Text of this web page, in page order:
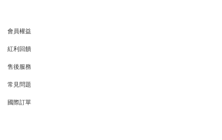
會員權益
紅利回饋
售後服務
常見問題
國際訂單